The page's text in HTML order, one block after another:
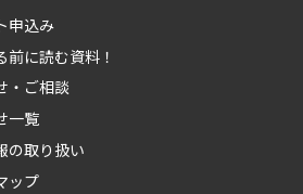
申込み
前に読む資料！
・ご相談
一覧
の取り扱い
ップ